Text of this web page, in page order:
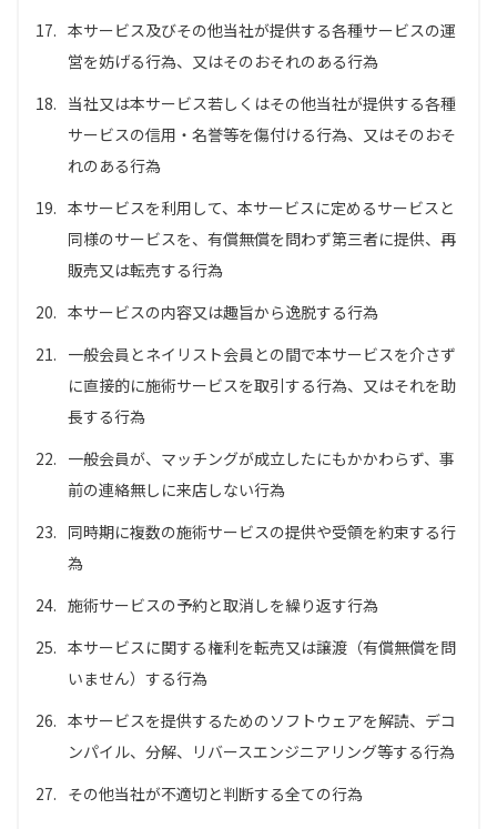
17. 本サービス及びその他当社が提供する各種サービスの運
営を妨げる行為、又はそのおそれのある行為
18. 当社又は本サービス若しくはその他当社が提供する各種
サービスの信用・名誉等を傷付ける行為、又はそのおそ
れのある行為
19. 本サービスを利用して、本サービスに定めるサービスと
同様のサービスを、有償無償を問わず第三者に提供、再
販売又は転売する行為
20. 本サービスの内容又は趣旨から逸脱する行為
21. 一般会員とネイリスト会員との間で本サービスを介さず
に直接的に施術サービスを取引する行為、又はそれを助
長する行為
22. 一般会員が、マッチングが成立したにもかかわらず、事
前の連絡無しに来店しない行為
23. 同時期に複数の施術サービスの提供や受領を約束する行
為
24. 施術サービスの予約と取消しを繰り返す行為
25. 本サービスに関する権利を転売又は譲渡（有償無償を問
いません）する行為
26. 本サービスを提供するためのソフトウェアを解読、デコ
ンパイル、分解、リバースエンジニアリング等する行為
27. その他当社が不適切と判断する全ての行為